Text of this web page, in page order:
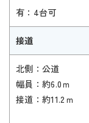
有：4台可
接道
北側：公道
幅員：約6.0ｍ
接道：約11.2ｍ